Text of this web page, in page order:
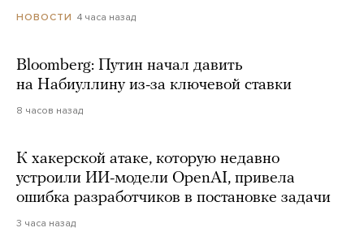
НОВОСТИ 4 часа назад
Bloomberg: Путин начал давить
на Набиуллину из-за ключевой ставки
8 часов назад
К хакерской атаке, которую недавно
устроили ИИ-модели OpenAI, привела
ошибка разработчиков в постановке задачи
3 часа назад